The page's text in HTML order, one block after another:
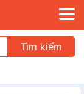
Tìm kiếm